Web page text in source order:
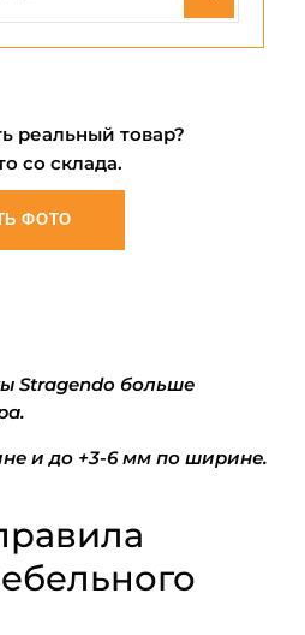
реальный товар?
со склада.
ФОТО
Stragendo больше
и до +3-6 мм по ширине.